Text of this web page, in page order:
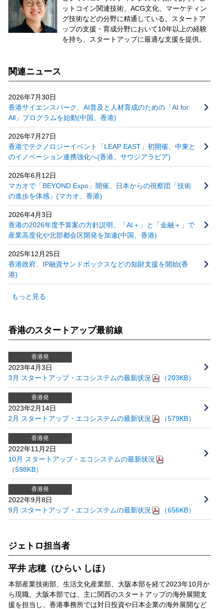
ットコイン関連技術、ACG文化、マーケティン
グ技術などの分野に精通している。スタートア
ップの支援・育成分野において10年以上の経験
を持ち、スタートアップに最適な支援を提供。
関連ニュース
2026年7月30日
香港サイエンスパーク、AI普及と人材育成のための「AI for
All」プログラムを始動(中国、香港)
2026年7月27日
香港でテクノロジーイベント「LEAP EAST」初開催、中東と
のイノベーション連携強化へ(香港、サウジアラビア)
2026年6月12日
マカオで「BEYOND Expo」開催、日本からの視察団「技術
の進歩を体感」(マカオ、香港)
2026年4月3日
香港の2026年度予算案の方針説明、「AI＋」と「金融＋」で
産業高度化や北部都会区開発を加速(中国、香港)
2025年12月25日
香港政府、IP融資サンドボックスなどの知財支援を開始(香
港)
もっと見る
香港のスタートアップ最前線
香港発
2023年4月3日
3月 スタートアップ・エコシステムの最新状況
（203KB）
香港発
2023年2月14日
2月 スタートアップ・エコシステムの最新状況
（579KB）
香港発
2022年11月2日
10月 スタートアップ・エコシステムの最新状況
（598KB）
香港発
2022年9月8日
9月 スタートアップ・エコシステムの最新状況
（656KB）
ジェトロ担当者
平井 志穂（ひらい しほ）
本部産業技術部、生活文化産業部、大阪本部を経て2023年10月か
ら現職。大阪本部では、主に関西のスタートアップの海外展開支
援を担当し、香港事務所では対日投資や日本企業の海外展開など